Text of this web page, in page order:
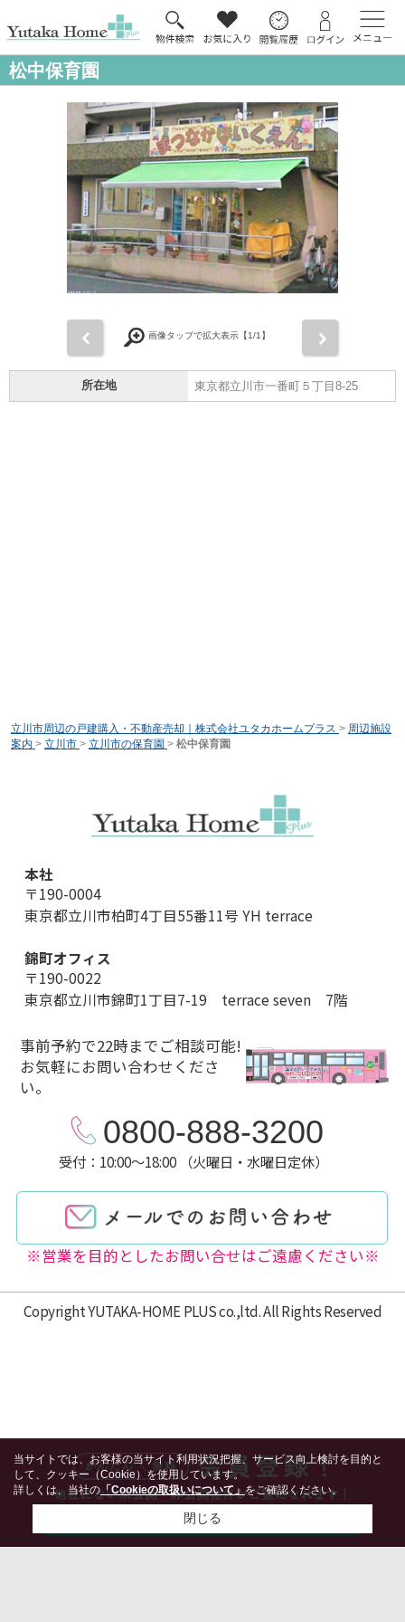
松中保育園
画像タップで拡大表示【1/1】
所在地 東京都立川市一番町５丁目8-25
立川市周辺の戸建購入・不動産売却｜株式会社ユタカホームプラス > 周辺施設
案内 > 立川市 > 立川市の保育園 > 松中保育園
本社
〒190-0004
東京都立川市柏町4丁目55番11号 YH terrace
錦町オフィス
〒190-0022
東京都立川市錦町1丁目7-19 terrace seven 7階
事前予約で22時までご相談可能!
お気軽にお問い合わせくださ
い。
0800-888-3200
受付：10:00～18:00 （火曜日・水曜日定休）
※営業を目的としたお問い合せはご遠慮ください※
Copyright YUTAKA-HOME PLUS co.,ltd. All Rights Reserved
当サイトでは、お客様の当サイト利用状況把握、サービス向上検討を目的と
して、クッキー（Cookie）を使用しています。
詳しくは、当社の「Cookieの取扱いについて」をご確認ください。
閉じる